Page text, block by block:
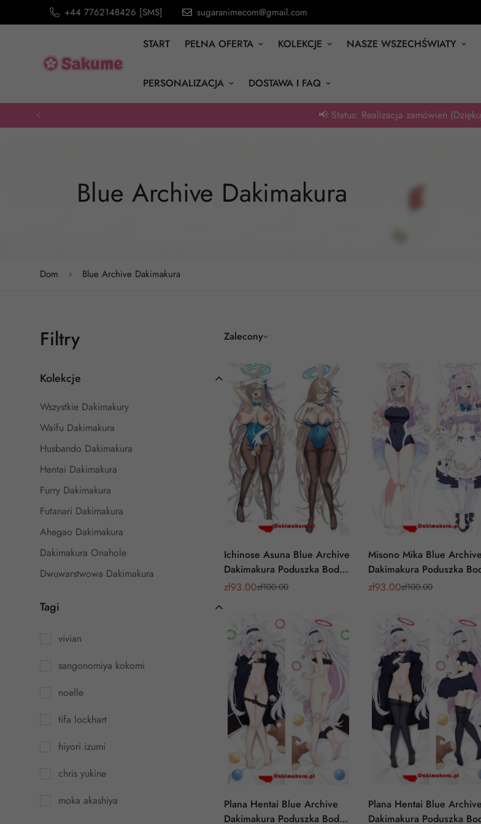
+44 7762148426 [SMS] sugaranimecom@gmail.com
START PEŁNA OFERTA KOLEKCJE NASZE WSZECHŚWIATY
PERSONALIZACJA DOSTAWA I FAQ
📢 Status: Realizacja zamówień
Blue Archive Dakimakura
Dom Blue Archive Dakimakura
Filtry
Kolekcje
Wszystkie Dakimakury
Waifu Dakimakura
Husbando Dakimakura
Hentai Dakimakura
Furry Dakimakura
Futanari Dakimakura
Ahegao Dakimakura
Dakimakura Onahole
Dwuwarstwowa Dakimakura
Tagi
vivian
sangonomiya kokomi
noelle
tifa lockhart
hiyori izumi
chris yukine
moka akashiya
Zalecony
Ichinose Asuna Blue Archive
Dakimakura Poduszka Body
Pillow
Cena
zł93.00
Cena
zł100.00
Misono Mika Blue Archive
Dakimakura Poduszka
Pillow
Cena
zł93.00
Cena
zł100.00
Plana Hentai Blue Archive
Dakimakura Poduszka Body
Plana Hentai Blue Archive
Dakimakura Poduszka